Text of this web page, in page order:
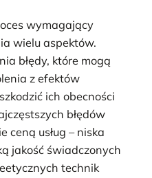
wymagający
wielu aspektów.
błędy, które mogą
z efektów
ich obecności
błędów
ceną usług – niska
jakość świadczonych
technik